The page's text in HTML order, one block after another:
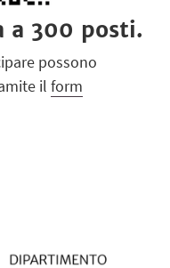
a 300 posti.
possono
ilform